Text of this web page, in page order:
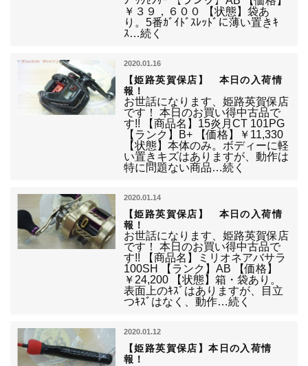
￥３９，６００ 【状態】袋あ
り。5番ｶﾞｲﾄﾞｽﾚｯﾄﾞに薄い置きｷ
ｽ…続く
2020.01.16
【姫路英賀保店】 本日の入荷情
報！
お世話になります、姫路英賀保店
です！ 本日のお買い得中古品で
す!! 【商品名】15炎月CT 101PG
【ランク】B+ 【価格】￥11,330
【状態】本体のみ。ボディーに軽
い置きキズはありますが、動作は
特に問題ない商品…続く
2020.01.14
【姫路英賀保店】 本日の入荷情
報！
お世話になります、姫路英賀保店
です！ 本日のお買い得中古品で
す!! 【商品名】ミリオネアバサラ
100SH 【ランク】AB 【価格】
￥24,200 【状態】箱・袋あり。
表面上のｷｽﾞはありますが、目立
つｷｽﾞはなく、動作…続く
2020.01.12
【姫路英賀保店】本日の入荷情
報！